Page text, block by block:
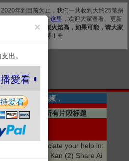
年到目前为止，我们一共收到大约25笔捐
详细清单公布在这里 ，欢迎大家查看。更新
资源，
众人拾柴火焰高，如果可能，请大家
衷心感谢您的支持！ 🌹
共有7段视频，
点击显示所有片段标题
We appreciate your help in:
(1) Like Ai Kan (2) Share Ai
×
出。
愛看 ❤️